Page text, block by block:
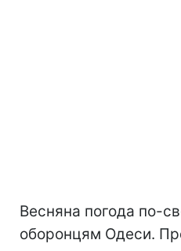
Весняна погода по-
оборонцям Одеси.